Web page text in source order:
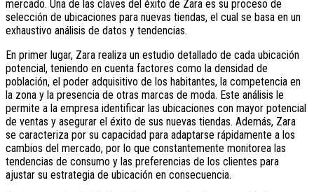
mercado. Una de las claves del éxito de Zara es su proceso de
selección de ubicaciones para nuevas tiendas, el cual se basa en un
exhaustivo análisis de datos y tendencias.
En primer lugar, Zara realiza un estudio detallado de cada ubicación
potencial, teniendo en cuenta factores como la densidad de
población, el poder adquisitivo de los habitantes, la competencia en
la zona y la presencia de otras marcas de moda. Este análisis le
permite a la empresa identificar las ubicaciones con mayor potencial
de ventas y asegurar el éxito de sus nuevas tiendas. Además, Zara
se caracteriza por su capacidad para adaptarse rápidamente a los
cambios del mercado, por lo que constantemente monitorea las
tendencias de consumo y las preferencias de los clientes para
ajustar su estrategia de ubicación en consecuencia.